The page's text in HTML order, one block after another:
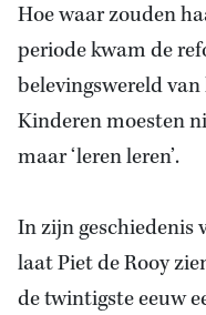
Hoe waar zouden
periode kwam de
belevingswereld
Kinderen moesten
maar ‘leren leren’.
In zijn geschiedenis
laat Piet de Rooy
de twintigste eeuw